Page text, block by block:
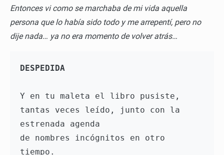
Entonces vi como se marchaba de mi vida aquella
persona que lo había sido todo y me arrepentí, pero no
dije nada… ya no era momento de volver atrás…
DESPEDIDA
Y en tu maleta el libro pusiste,
tantas veces leído, junto con la
estrenada agenda
de nombres incógnitos en otro
tiempo.